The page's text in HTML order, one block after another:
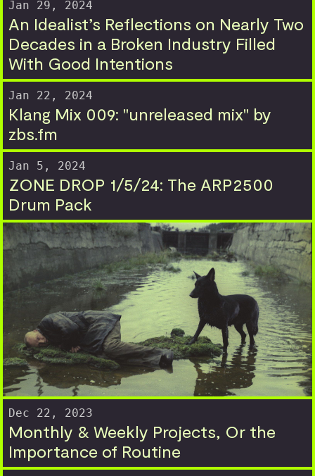
Jan 29, 2024
An Idealist’s Reflections on Nearly Two
Decades in a Broken Industry Filled
With Good Intentions
Jan 22, 2024
Klang Mix 009: "unreleased mix" by
zbs.fm
Jan 5, 2024
ZONE DROP 1/5/24: The ARP2500
Drum Pack
Dec 22, 2023
Monthly & Weekly Projects, Or the
Importance of Routine